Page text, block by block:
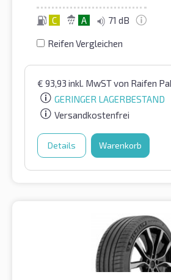
C A 71 dB
Reifen Vergleichen
€ 93,93 inkl. MwSTvon Raifen
GERINGER LAGERBESTAND
Versandkostenfrei
Details Warenkorb